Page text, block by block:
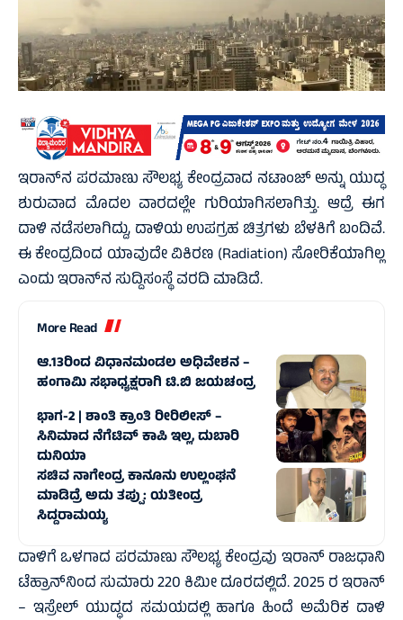
ಇರಾನ್‌ನ ಪರಮಾಣು ಸೌಲಭ್ಯ ಕೇಂದ್ರವಾದ ನಟಾಂಜ್‌ ಅನ್ನು ಯುದ್ಧ
ಶುರುವಾದ ಮೊದಲ ವಾರದಲ್ಲೇ ಗುರಿಯಾಗಿಸಲಾಗಿತ್ತು. ಆದ್ರೆ ಈಗ
ದಾಳಿ ನಡೆಸಲಾಗಿದ್ದು, ದಾಳಿಯ ಉಪಗ್ರಹ ಚಿತ್ರಗಳು ಬೆಳಕಿಗೆ ಬಂದಿವೆ.
ಈ ಕೇಂದ್ರದಿಂದ ಯಾವುದೇ ವಿಕಿರಣ (Radiation) ಸೋರಿಕೆಯಾಗಿಲ್ಲ
ಎಂದು ಇರಾನ್‌ನ ಸುದ್ದಿಸಂಸ್ಥೆ ವರದಿ ಮಾಡಿದೆ.
More Read
ಆ.13ರಿಂದ ವಿಧಾನಮಂಡಲ ಅಧಿವೇಶನ –
ಹಂಗಾಮಿ ಸಭಾಧ್ಯಕ್ಷರಾಗಿ ಟಿ.ಬಿ ಜಯಚಂದ್ರ
ಭಾಗ-2 | ಶಾಂತಿ ಕ್ರಾಂತಿ ರೀರಿಲೀಸ್ –
ಸಿನಿಮಾದ ನೆಗೆಟಿವ್‌ ಕಾಪಿ ಇಲ್ಲ, ದುಬಾರಿ
ದುನಿಯಾ
ಸಚಿವ ನಾಗೇಂದ್ರ ಕಾನೂನು ಉಲ್ಲಂಘನೆ
ಮಾಡಿದ್ರೆ ಅದು ತಪ್ಪು: ಯತೀಂದ್ರ
ಸಿದ್ದರಾಮಯ್ಯ
ದಾಳಿಗೆ ಒಳಗಾದ ಪರಮಾಣು ಸೌಲಭ್ಯ ಕೇಂದ್ರವು ಇರಾನ್‌ ರಾಜಧಾನಿ
ಟೆಹ್ರಾನ್‌ನಿಂದ ಸುಮಾರು 220 ಕಿಮೀ ದೂರದಲ್ಲಿದೆ. 2025 ರ ಇರಾನ್‌
– ಇಸ್ರೇಲ್‌ ಯುದ್ಧದ ಸಮಯದಲ್ಲಿ ಹಾಗೂ ಹಿಂದೆ ಅಮೆರಿಕ ದಾಳಿ